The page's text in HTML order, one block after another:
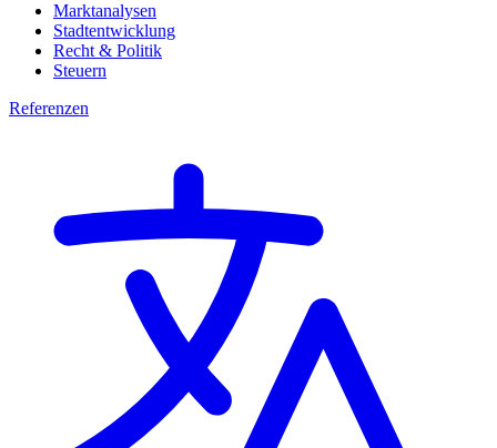
Marktanalysen
Stadtentwicklung
Recht & Politik
Steuern
Referenzen